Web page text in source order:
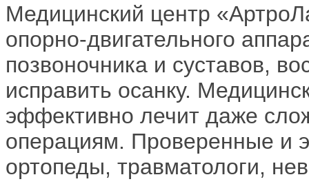
Медицинский центр
опорно-двигательного
позвоночника и суставов,
исправить осанку.
эффективно лечит даже
операциям. Проверенные и
ортопеды, травматологи,